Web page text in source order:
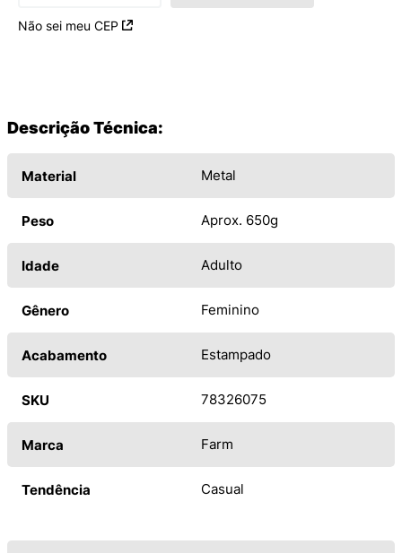
Não sei meu CEP
Descrição Técnica:
Material Metal
Peso Aprox. 650g
Idade Adulto
Gênero Feminino
Acabamento Estampado
SKU 78326075
Marca Farm
Tendência Casual